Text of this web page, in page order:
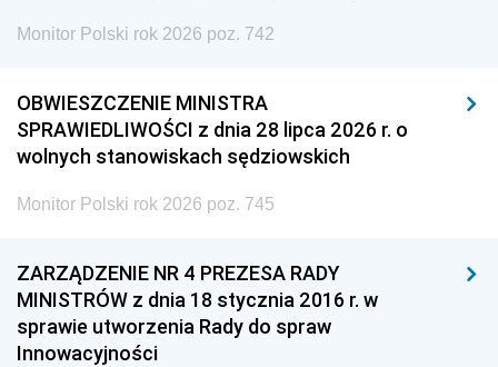
Monitor Polski rok 2026 poz. 742
OBWIESZCZENIE MINISTRA
SPRAWIEDLIWOŚCI z dnia 28 lipca 2026 r. o
wolnych stanowiskach sędziowskich
Monitor Polski rok 2026 poz. 745
ZARZĄDZENIE NR 4 PREZESA RADY
MINISTRÓW z dnia 18 stycznia 2016 r. w
sprawie utworzenia Rady do spraw
Innowacyjności